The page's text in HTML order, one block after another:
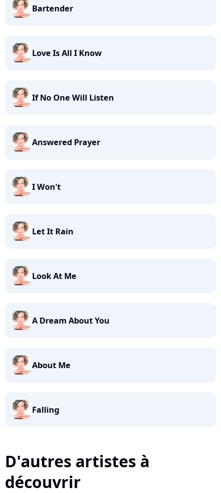
Bartender
Love Is All I Know
If No One Will Listen
Answered Prayer
I Won't
Let It Rain
Look At Me
A Dream About You
About Me
Falling
D'autres artistes à
découvrir